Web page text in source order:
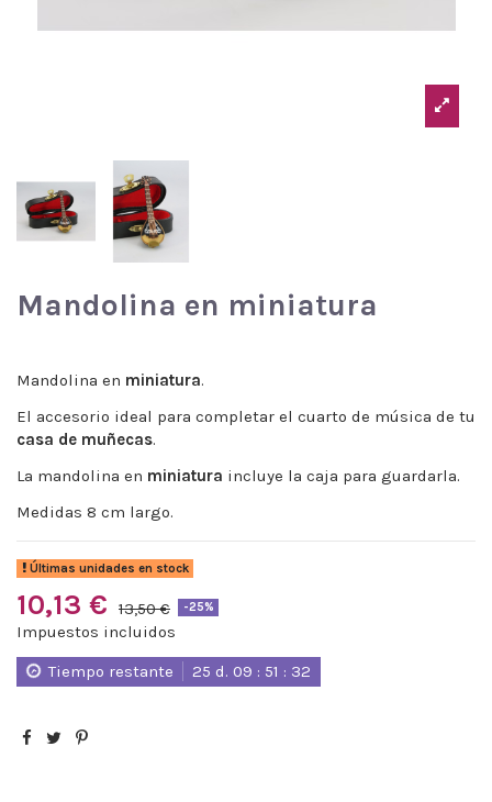
Mandolina en miniatura
Mandolina en miniatura.
El accesorio ideal para completar el cuarto de música de tu
casa de muñecas.
La mandolina en miniatura incluye la caja para guardarla.
Medidas 8 cm largo.
Últimas unidades en stock
10,13 € 13,50 € -25%
Impuestos incluidos
Tiempo restante
25 d. 09 : 51 : 32